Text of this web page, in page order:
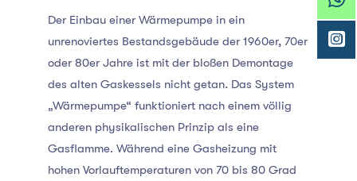
Der Einbau einer Wärmepumpe in ein
unrenoviertes Bestandsgebäude der 1960er, 70er
oder 80er Jahre ist mit der bloßen Demontage
des alten Gaskessels nicht getan. Das System
„Wärmepumpe“ funktioniert nach einem völlig
anderen physikalischen Prinzip als eine
Gasflamme. Während eine Gasheizung mit
hohen Vorlauftemperaturen von 70 bis 80 Grad